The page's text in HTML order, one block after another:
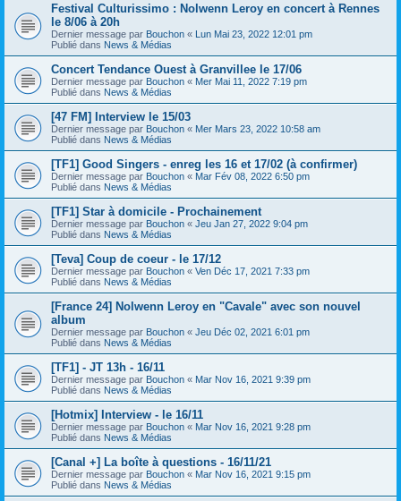
Festival Culturissimo : Nolwenn Leroy en concert à Rennes
le 8/06 à 20h
Dernier message par Bouchon « Lun Mai 23, 2022 12:01 pm
Publié dans News & Médias
Concert Tendance Ouest à Granvillee le 17/06
Dernier message par Bouchon « Mer Mai 11, 2022 7:19 pm
Publié dans News & Médias
[47 FM] Interview le 15/03
Dernier message par Bouchon « Mer Mars 23, 2022 10:58 am
Publié dans News & Médias
[TF1] Good Singers - enreg les 16 et 17/02 (à confirmer)
Dernier message par Bouchon « Mar Fév 08, 2022 6:50 pm
Publié dans News & Médias
[TF1] Star à domicile - Prochainement
Dernier message par Bouchon « Jeu Jan 27, 2022 9:04 pm
Publié dans News & Médias
[Teva] Coup de coeur - le 17/12
Dernier message par Bouchon « Ven Déc 17, 2021 7:33 pm
Publié dans News & Médias
[France 24] Nolwenn Leroy en "Cavale" avec son nouvel
album
Dernier message par Bouchon « Jeu Déc 02, 2021 6:01 pm
Publié dans News & Médias
[TF1] - JT 13h - 16/11
Dernier message par Bouchon « Mar Nov 16, 2021 9:39 pm
Publié dans News & Médias
[Hotmix] Interview - le 16/11
Dernier message par Bouchon « Mar Nov 16, 2021 9:28 pm
Publié dans News & Médias
[Canal +] La boîte à questions - 16/11/21
Dernier message par Bouchon « Mar Nov 16, 2021 9:15 pm
Publié dans News & Médias